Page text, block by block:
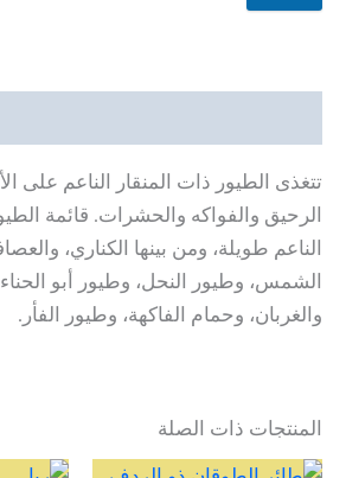
تتغذى الطيور ذات المنقار الناعم على
الرحيق والفواكه والحشرات. قائمة
الناعم طويلة، ومن بينها الكناري،
الشمس، وطيور النحل، وطيور أبو
والغربان، وحمام الفاكهة، وطيور الفأر.
المنتجات ذات الصلة